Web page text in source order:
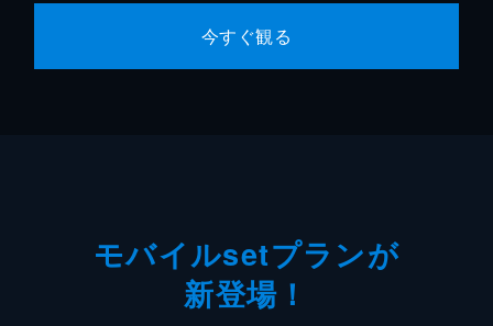
今すぐ観る
モバイルsetプランが
新登場！